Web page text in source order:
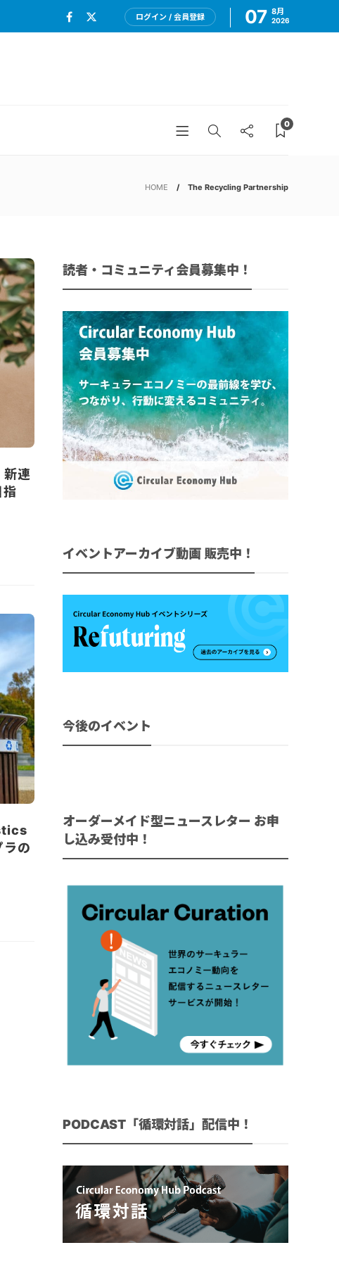
ログイン / 会員登録 07 8月
2026
0
HOME The Recycling Partnership
新連
指
の
読者・コミュニティ会員募集中！
イベントアーカイブ動画 販売中！
今後のイベント
オーダーメイド型ニュースレター お申
し込み受付中！
PODCAST「循環対話」配信中！